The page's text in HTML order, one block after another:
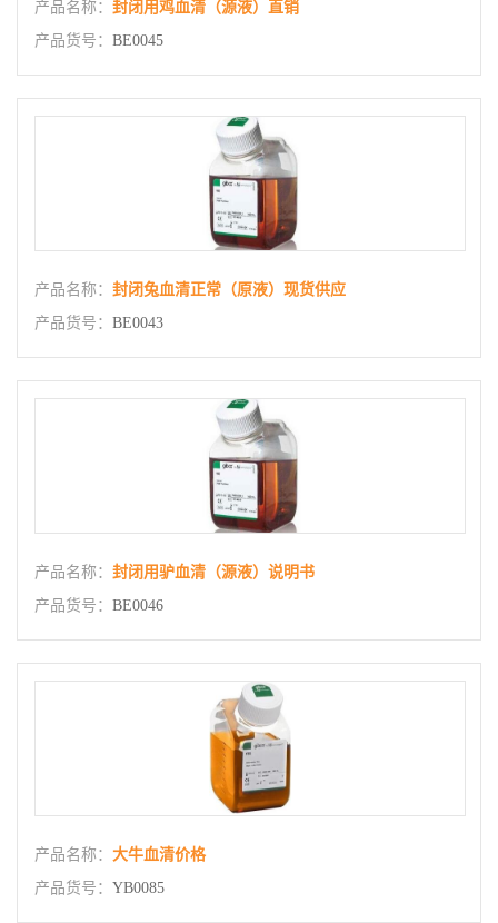
产品名称： 封闭用鸡血清（源液）直销
产品货号： BE0045
产品名称： 封闭兔血清正常（原液）现货供应
产品货号： BE0043
产品名称： 封闭用驴血清（源液）说明书
产品货号： BE0046
产品名称： 大牛血清价格
产品货号： YB0085